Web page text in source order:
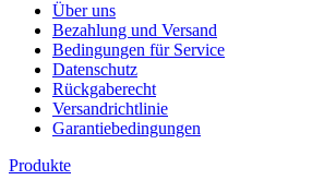
Über uns
Bezahlung und Versand
Bedingungen für Service
Datenschutz
Rückgaberecht
Versandrichtlinie
Garantiebedingungen
Produkte